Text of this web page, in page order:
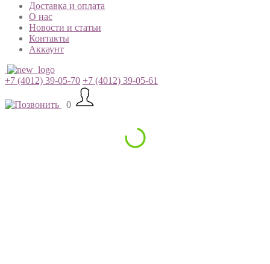
Доставка и оплата
О нас
Новости и статьи
Контакты
Аккаунт
+7 (4012) 39-05-70 +7 (4012) 39-05-61
0